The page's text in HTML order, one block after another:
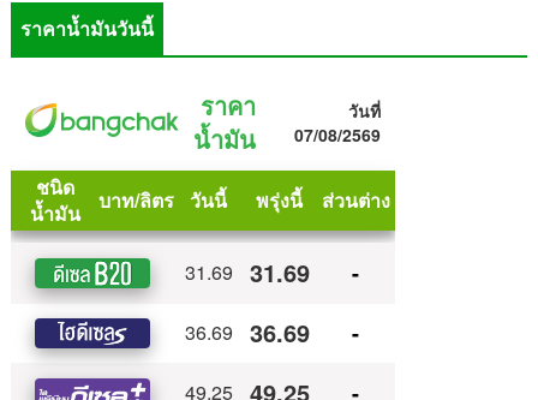
ราคาน้ำมันวันนี้